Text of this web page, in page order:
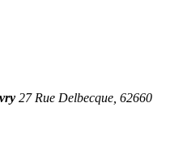
27 Rue Delbecque, 62660